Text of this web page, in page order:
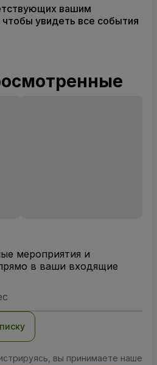
вашим
увидеть все события
мероприятия и
в ваши входящие
вы принимаете наше